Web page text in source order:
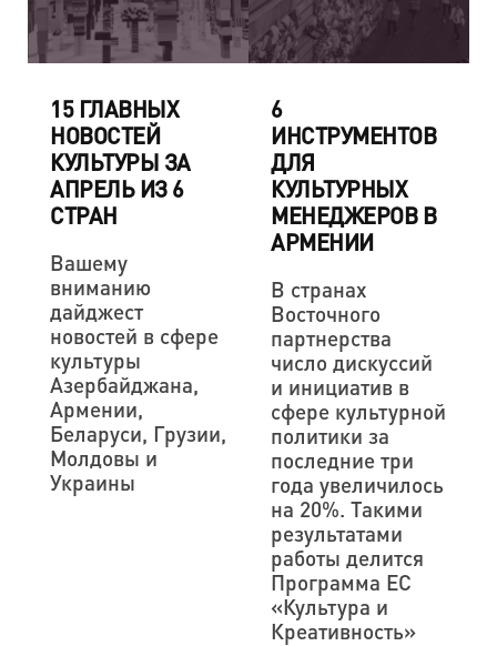
15 ГЛАВНЫХ
НОВОСТЕЙ
КУЛЬТУРЫ ЗА
АПРЕЛЬ ИЗ 6
СТРАН
Вашему
вниманию
дайджест
новостей в сфере
культуры
Азербайджана,
Армении,
Беларуси, Грузии,
Молдовы и
Украины
6
ИНСТРУМЕНТОВ
ДЛЯ
КУЛЬТУРНЫХ
МЕНЕДЖЕРОВ В
АРМЕНИИ
В странах
Восточного
партнерства
число дискуссий
и инициатив в
сфере культурной
политики за
последние три
года увеличилось
на 20%. Такими
результатами
работы делится
Программа ЕС
«Культура и
Креативность»